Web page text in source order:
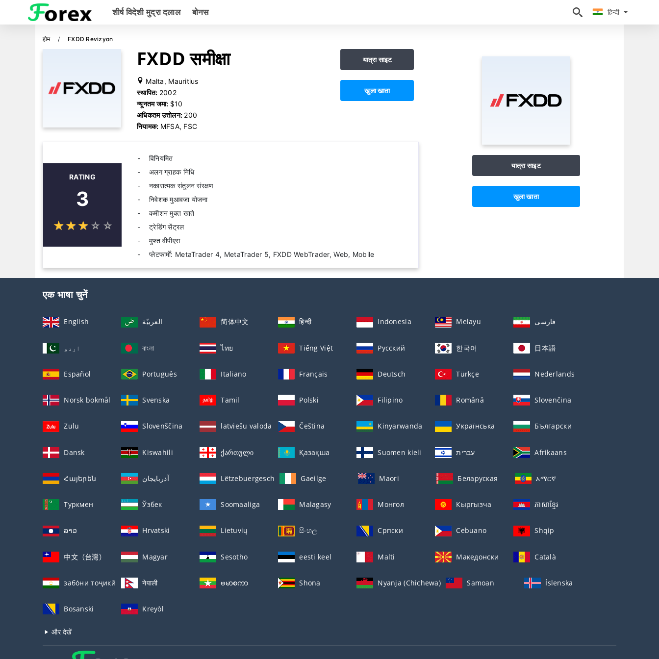
शीर्ष विदेशी मुद्रा दलाल बोनस हिन्दी
होम FXDD Revizyon
FXDD समीक्षा
Malta, Mauritius
स्थापित: 2002
न्यूनतम जमा: $10
अधिकतम उत्तोलन: 200
नियामक: MFSA, FSC
यात्रा साइट
खुला खाता
RATING
3
☆☆☆ ☆ ☆
★★★ ★ ★
विनियमित
अलग ग्राहक निधि
नकारात्मक संतुलन संरक्षण
निवेशक मुआवजा योजना
कमीशन मुक्त खाते
ट्रेडिंग सेंट्रल
मुफ्त वीपीएस
प्लेटफार्मों: MetaTrader 4, MetaTrader 5, FXDD WebTrader, Web, Mobile
यात्रा साइट
खुला खाता
एक भाषा चुनें
English العربيّة 简体中文 हिन्दी Indonesia Melayu فارسی
اردو বাংলা ไทย Tiếng Việt Русский 한국어 日本語
Español Português Italiano Français Deutsch Türkçe Nederlands
Norsk bokmål Svenska Tamil Polski Filipino Română Slovenčina
Zulu Slovenščina latviešu valoda Čeština Kinyarwanda Українська Български
Dansk Kiswahili ქართული Қазақша Suomen kieli עברית Afrikaans
Հայերեն آذربايجان Lëtzebuergesch Gaeilge Maori Беларуская አማርኛ
Туркмен Ўзбек Soomaaliga Malagasy Монгол Кыргызча ភាសាខ្មែរ
ລາວ Hrvatski Lietuvių සිංහල Српски Cebuano Shqip
中文（台灣） Magyar Sesotho eesti keel Malti Македонски Català
забо́ни тоҷикӣ́ नेपाली ဗမာစကာ Shona Nyanja (Chichewa) Samoan Íslenska
Bosanski Kreyòl
और देखें